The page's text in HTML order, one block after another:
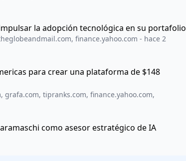
la adopción tecnológica en su portafolio
, finance.yahoo.com - hace 2
para crear una plataforma de $148
, grafa.com, tipranks.com, finance.yahoo.com,
como asesor estratégico de IA